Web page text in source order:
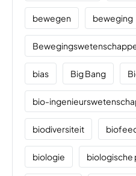
bewegen beweging
bias Big Bang
bio-
biodiversiteit
biologie biologische